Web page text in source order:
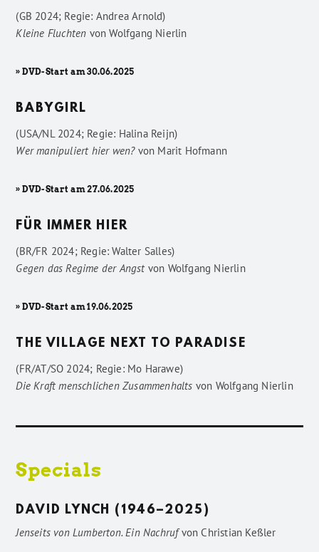
(GB 2024; Regie: Andrea Arnold)
Kleine Fluchten vonWolfgang Nierlin
» DVD-Start am 30.06.2025
BABYGIRL
(USA/NL 2024; Regie: Halina Reijn)
Wer manipuliert hier wen?von Marit Hofmann
» DVD-Start am 27.06.2025
FÜR IMMER HIER
(BR/FR 2024; Regie: Walter Salles)
Gegen das Regime der Angstvon Wolfgang Nierlin
» DVD-Start am 19.06.2025
THE VILLAGE NEXT TO PARADISE
(FR/AT/SO 2024; Regie: Mo Harawe)
Die Kraft menschlichen Zusammenhalts von Wolfgang Nierlin
Specials
DAVID LYNCH (1946–2025)
Jenseits von Lumberton. Ein NachrufvonChristian Keßler